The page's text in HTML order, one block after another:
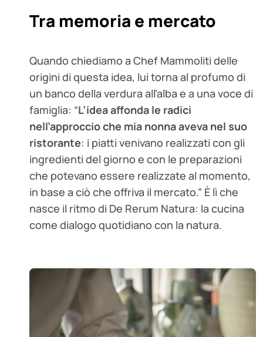
Tra memoria e mercato
Quando chiediamo a Chef Mammoliti delle
origini di questa idea, lui torna al profumo di
un banco della verdura all’alba e a una voce di
famiglia: “L’idea affonda le radici
nell’approccio che mia nonna aveva nel suo
ristorante: i piatti venivano realizzati con gli
ingredienti del giorno e con le preparazioni
che potevano essere realizzate al momento,
in base a ciò che offriva il mercato.” È lì che
nasce il ritmo di De Rerum Natura: la cucina
come dialogo quotidiano con la natura.